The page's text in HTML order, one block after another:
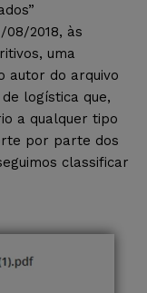
08/2018, às
uma
autor do arquivo
logística que,
a qualquer tipo
por parte dos
classificar